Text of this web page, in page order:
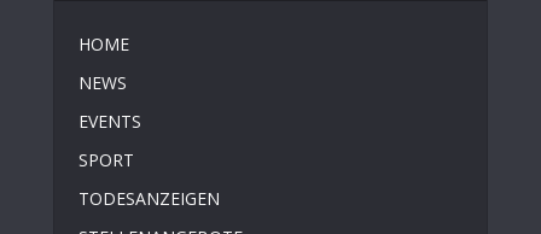
HOME
NEWS
EVENTS
SPORT
TODESANZEIGEN